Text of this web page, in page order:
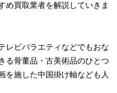
め買取業者を解説していきま
レビバラエティなどでもおな
る骨董品・古美術品のひとつ
を施した中国掛け軸なども人